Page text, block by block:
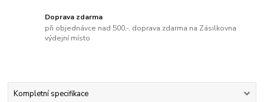
Doprava zdarma
při objednávce nad 500,-, doprava zdarma na Zásilkovna
výdejní místo
Kompletní specifikace